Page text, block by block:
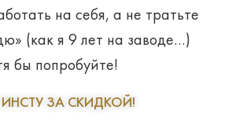
на себя, а не тратьте
(как я 9 лет на заводе…)
бы попробуйте!
ИНСТУ ЗА СКИДКОЙ!